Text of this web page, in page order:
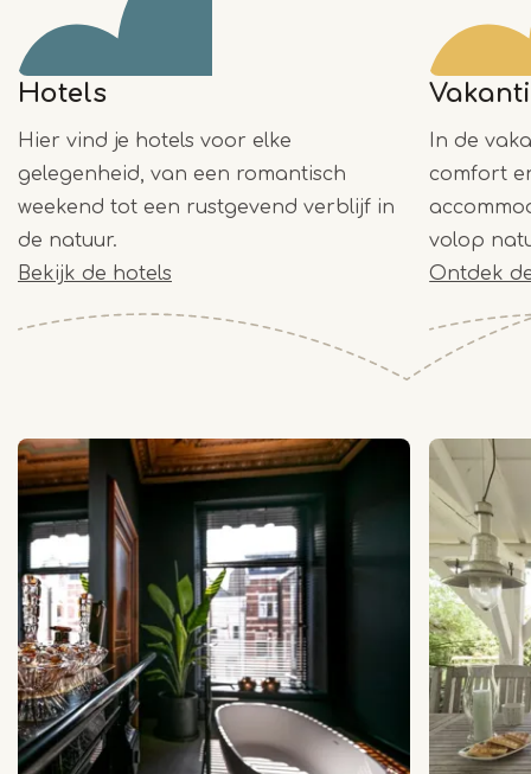
Hotels
Hier vind je hotels voor elke
gelegenheid, van een romantisch
weekend tot een rustgevend verblijf in
de natuur.
Bekijk de hotels
In de
comfort
volop
Ontdek